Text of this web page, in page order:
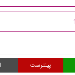
پینترست